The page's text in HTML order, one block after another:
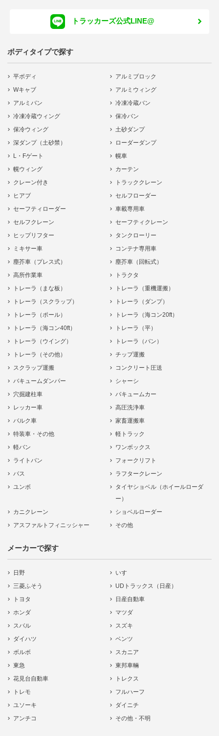
トラッカーズ公式LINE@
ボディタイプで探す
平ボディ
アルミブロック
Wキャブ
アルミウィング
アルミバン
冷凍冷蔵バン
冷凍冷蔵ウィング
保冷バン
保冷ウィング
土砂ダンプ
深ダンプ（土砂禁）
ローダーダンプ
L・Fゲート
幌車
幌ウィング
カーテン
クレーン付き
トラッククレーン
ヒアブ
セルフローダー
セーフティローダー
車載専用車
セルフクレーン
セーフティクレーン
ヒップリフター
タンクローリー
ミキサー車
コンテナ専用車
塵芥車（プレス式）
塵芥車（回転式）
高所作業車
トラクタ
トレーラ（まな板）
トレーラ（重機運搬）
トレーラ（スクラップ）
トレーラ（ダンプ）
トレーラ（ポール）
トレーラ（海コン20ft）
トレーラ（海コン40ft）
トレーラ（平）
トレーラ（ウイング）
トレーラ（バン）
トレーラ（その他）
チップ運搬
スクラップ運搬
コンクリート圧送
バキュームダンパー
シャーシ
穴掘建柱車
バキュームカー
レッカー車
高圧洗浄車
バルク車
家畜運搬車
特装車・その他
軽トラック
軽バン
ワンボックス
ライトバン
フォークリフト
バス
ラフタークレーン
ユンボ
タイヤショベル（ホイールローダ
ー）
カニクレーン
ショベルローダー
アスファルトフィニッシャー
その他
メーカーで探す
日野
いすゞ
三菱ふそう
UDトラックス（日産）
トヨタ
日産自動車
ホンダ
マツダ
スバル
スズキ
ダイハツ
ベンツ
ボルボ
スカニア
東急
東邦車輛
花見台自動車
トレクス
トレモ
フルハーフ
ユソーキ
ダイニチ
アンチコ
その他・不明